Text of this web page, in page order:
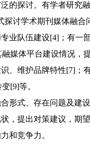
的探讨。有学者研究
讨学术期刊媒体融
业队伍建设[4]；有一
媒体平台建设情况，
、维护品牌特性[7]；
[9]等。
形式、存在问题及建
，提出对策建议，期
和竞争力。